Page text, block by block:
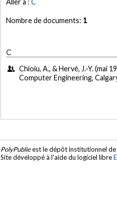
Aller à :C
Nombre de documents: 1
C
Chioiu, A., & Hervé, J.-Y. (mai
Computer Engineering,
PolyPublieest le dépôt institutionnel
Site développé à l'aide du logiciel libre